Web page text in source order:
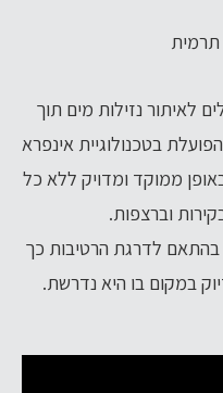
תרמית
לאיתור נזילות מים תוך
בטכנולוגיית אינפרא
ממוקד ומדויק ללא כל
וברצפות.
בהתאם לדרגת הרטיבות כך
במקום בו היא נדרשת.